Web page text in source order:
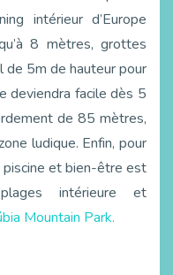
intérieur d’Europe
8 mètres, grottes
de 5m de hauteur pour
deviendra facile dès 5
de 85 mètres,
ludique. Enfin, pour
piscine et bien-être est
intérieure et
Mountain Park.